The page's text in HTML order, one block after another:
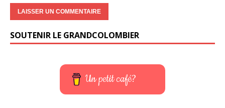
SOUTENIR LE GRANDCOLOMBIER
Un petit café?